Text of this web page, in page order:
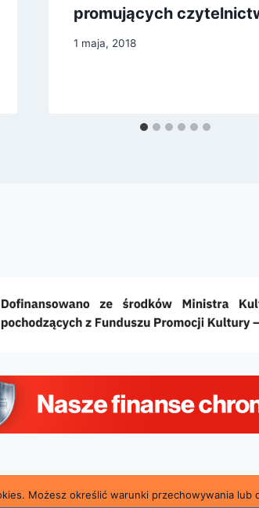
promujących
1 maja, 2018
i Powiatowa Biblioteka Publiczna im.
Możesz określić warunki przechowywania